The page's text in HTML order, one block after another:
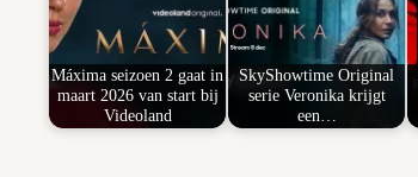
Máxima seizoen 2 gaat in
maart 2026 van start bij
Videoland
SkyShowtime Original
serie Veronika krijgt
een…